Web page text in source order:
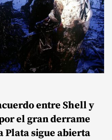
entre Shell y
el gran derrame
Plata sigue abierta